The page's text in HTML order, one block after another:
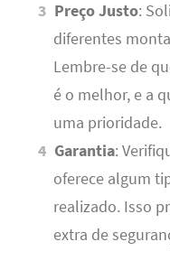
Preço Justo:
diferentes
Lembre-se de
é o melhor, e a
uma prioridade.
Garantia:
oferece algum
realizado. Isso
extra de